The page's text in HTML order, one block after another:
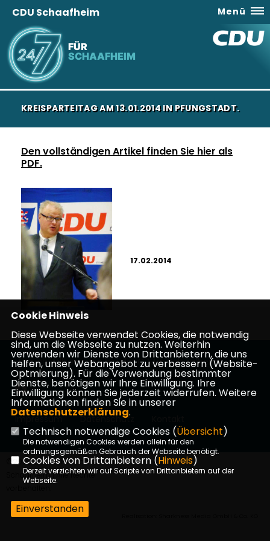
FÜR
SCHAAFHEIM
CDU Schaafheim Menü
KREISPARTEITAG AM 13.01.2014 IN PFUNGSTADT.
Den vollständigen Artikel finden Sie hier als
PDF.
17.02.2014
Herzlich Willkommen bei der CDU in Schaafheim
Impressum Datenschutz
©2026 CDU Gemeindeverband
Schaafheim | Alle Rechte
Cookie Hinweis
Diese Webseite verwendet Cookies, die notwendig
sind, um die Webseite zu nutzen. Weiterhin
verwenden wir Dienste von Drittanbietern, die uns
helfen, unser Webangebot zu verbessern (Website-
Optmierung). Für die Verwendung bestimmter
Dienste, benötigen wir Ihre Einwilligung. Ihre
Einwilligung können Sie jederzeit widerrufen. Weitere
Informationen finden Sie in unserer
Datenschutzerklärung.
Technisch notwendige Cookies (Übersicht)
Die notwendigen Cookies werden allein für den
ordnungsgemäßen Gebrauch der Webseite benötigt.
Cookies von Drittanbietern (Hinweis)
Derzeit verzichten wir auf Scripte von Drittanbietern auf der
Webseite.
Einverstanden